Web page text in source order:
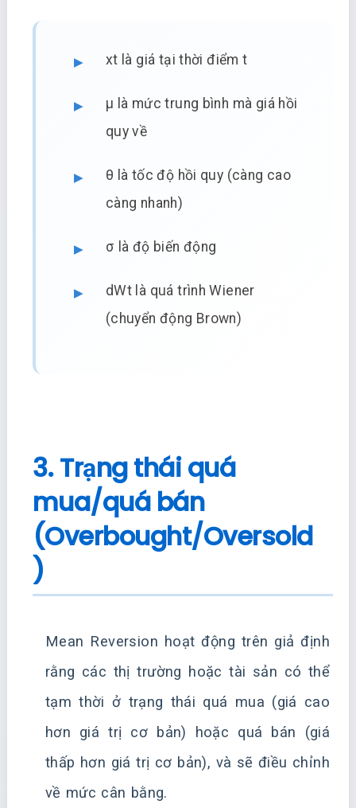
xt là giá tại thời điểm t
μ là mức trung bình mà giá hồi
quy về
θ là tốc độ hồi quy (càng cao
càng nhanh)
σ là độ biến động
dWt là quá trình Wiener
(chuyển động Brown)
3. Trạng thái quá
mua/quá bán
(Overbought/Oversold
)
Mean Reversion hoạt động trên giả định
rằng các thị trường hoặc tài sản có thể
tạm thời ở trạng thái quá mua (giá cao
hơn giá trị cơ bản) hoặc quá bán (giá
thấp hơn giá trị cơ bản), và sẽ điều chỉnh
về mức cân bằng.